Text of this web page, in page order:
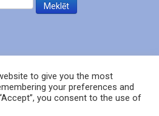
to give you the most
your preferences and
you consent to the use of